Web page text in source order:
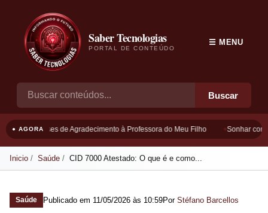
Saber Tecnologias
PORTAL DE CONTEÚDO
Buscar
☰ MENU
● AGORAFrases de Agradecimento à Professora do Meu Filho Sonhar com
Inicio Saúde CID 7000 Atestado: O que é e como...
Saúde Publicado em 11/05/2026 às 10:59Por Stéfano Barcellos